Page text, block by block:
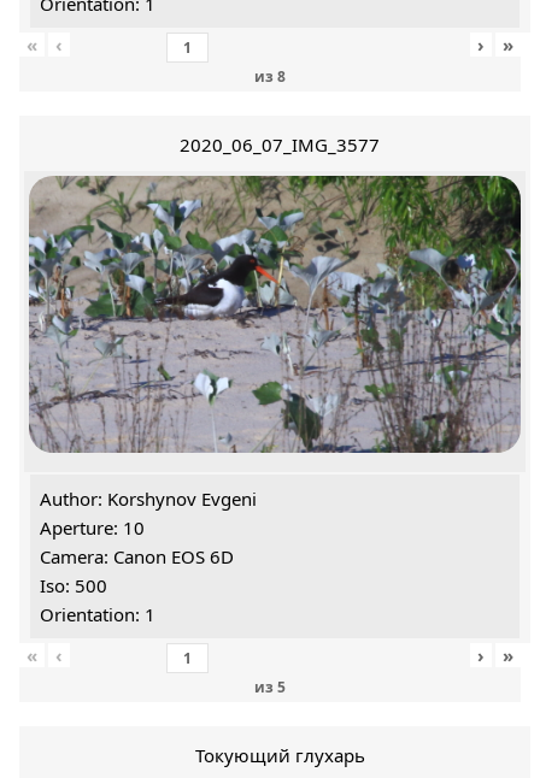
«
‹
из 8
› »
2020_06_07_IMG_3577
Author: Korshynov Evgeni
Aperture: 10
Camera: Canon EOS 6D
Iso: 500
Orientation: 1
«
‹
из 5
› »
Токующий глухарь